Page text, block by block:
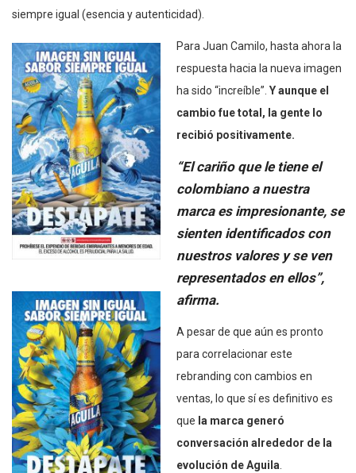
siempre igual (esencia y autenticidad).
Para Juan Camilo, hasta ahora la
respuesta hacia la nueva imagen
ha sido “increíble”. Y aunque el
cambio fue total, la gente lo
recibió positivamente.
“El cariño que le tiene el
colombiano a nuestra
marca es impresionante, se
sienten identificados con
nuestros valores y se ven
representados en ellos”,
afirma.
A pesar de que aún es pronto
para correlacionar este
rebranding con cambios en
ventas, lo que sí es definitivo es
que la marca generó
conversación alrededor de la
evolución de Aguila